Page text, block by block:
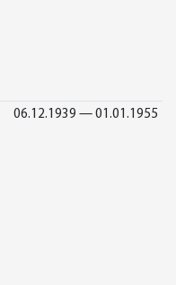
06.12.1939 — 01.01.1955